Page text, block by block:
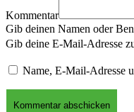
Kommentar
Gib deinen Namen oder
Gib deine E-Mail-Adresse
Name, E-Mail-Adresse